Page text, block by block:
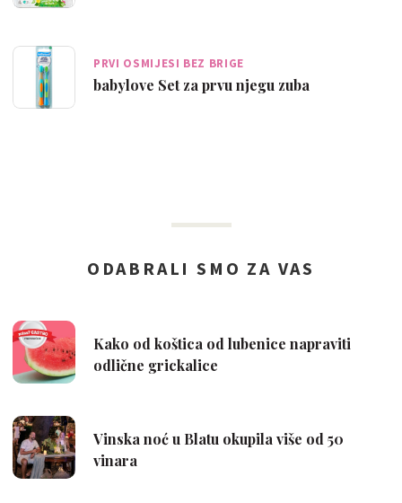
PRVI OSMIJESI BEZ BRIGE
babylove Set za prvu njegu zuba